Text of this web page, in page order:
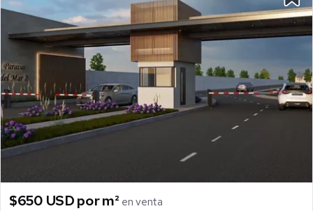
$650 USD por m² en venta